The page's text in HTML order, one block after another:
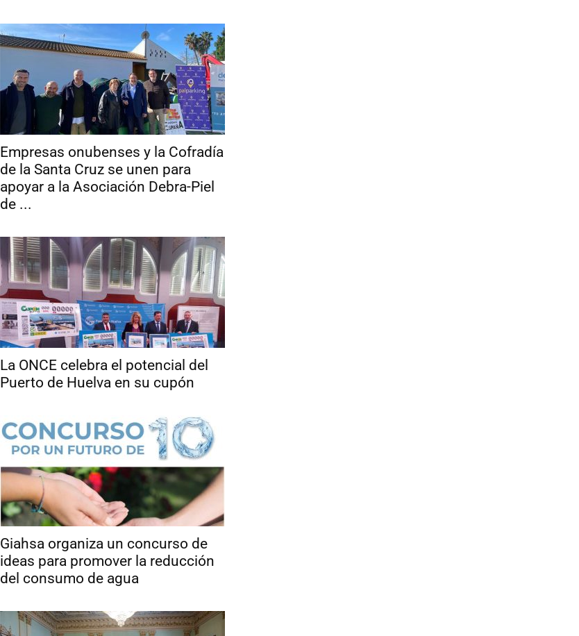
Empresas onubenses y la Cofradía
de la Santa Cruz se unen para
apoyar a la Asociación Debra-Piel
de ...
La ONCE celebra el potencial del
Puerto de Huelva en su cupón
Giahsa organiza un concurso de
ideas para promover la reducción
del consumo de agua